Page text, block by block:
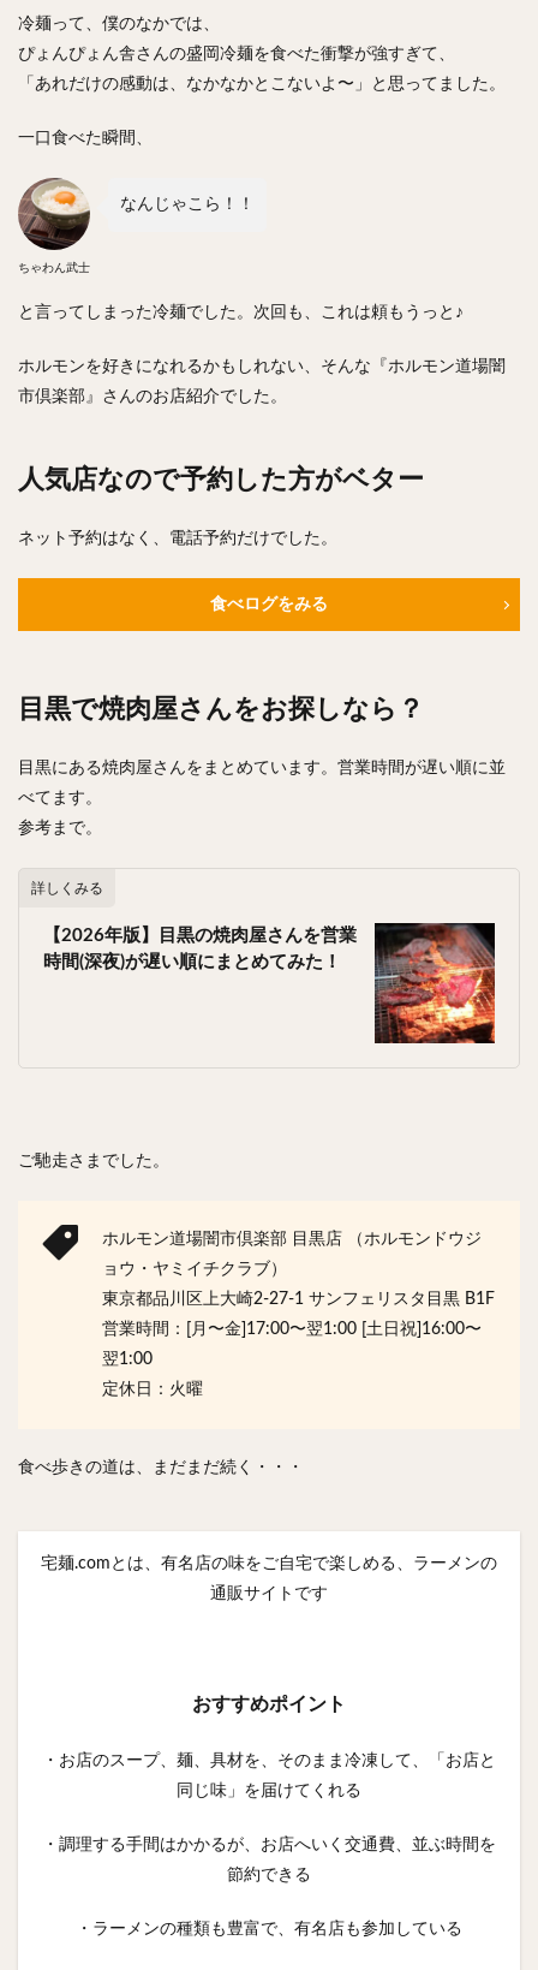
冷麺って、僕のなかでは、
ぴょんぴょん舎さんの盛岡冷麺を食べた衝撃が強すぎて、
「あれだけの感動は、なかなかとこないよ〜」と思ってました。
一口食べた瞬間、
ちゃわん武士
なんじゃこら！！
と言ってしまった冷麺でした。次回も、これは頼もうっと♪
ホルモンを好きになれるかもしれない、そんな『ホルモン道場闇
市倶楽部』さんのお店紹介でした。
人気店なので予約した方がベター
ネット予約はなく、電話予約だけでした。
食べログをみる
目黒で焼肉屋さんをお探しなら？
目黒にある焼肉屋さんをまとめています。営業時間が遅い順に並
べてます。
参考まで。
詳しくみる
【2026年版】目黒の焼肉屋さんを営業
時間(深夜)が遅い順にまとめてみた！
ご馳走さまでした。
ホルモン道場闇市倶楽部 目黒店 （ホルモンドウジ
ョウ・ヤミイチクラブ）
東京都品川区上大崎2-27-1 サンフェリスタ目黒 B1F
営業時間：[月〜金]17:00〜翌1:00 [土日祝]16:00〜
翌1:00
定休日：火曜
食べ歩きの道は、まだまだ続く・・・
宅麺.comとは、有名店の味をご自宅で楽しめる、ラーメンの
通販サイトです
おすすめポイント
・お店のスープ、麺、具材を、そのまま冷凍して、「お店と
同じ味」を届けてくれる
・調理する手間はかかるが、お店へいく交通費、並ぶ時間を
節約できる
・ラーメンの種類も豊富で、有名店も参加している